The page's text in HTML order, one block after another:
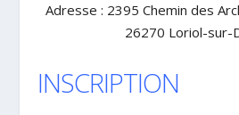
Adresse : 2395 Chemin des
26270 Loriol-sur-
INSCRIPTION